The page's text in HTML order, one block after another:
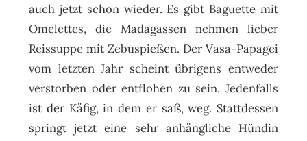
auch jetzt schon wieder. Es gibt Baguette mit
Omelettes, die Madagassen nehmen lieber
Reissuppe mit Zebuspießen. Der Vasa-Papagei
vom letzten Jahr scheint übrigens entweder
verstorben oder entflohen zu sein. Jedenfalls
ist der Käfig, in dem er saß, weg. Stattdessen
springt jetzt eine sehr anhängliche Hündin